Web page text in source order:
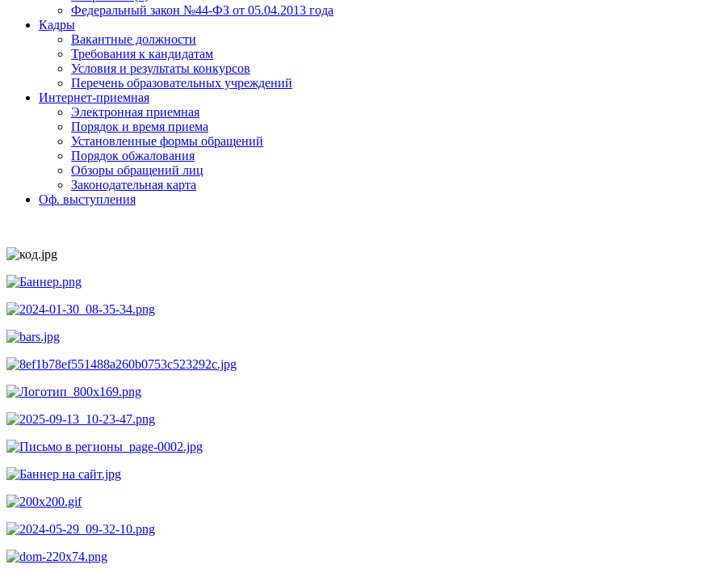
Федеральный закон №44-ФЗ от 05.04.2013 года
Кадры
Вакантные должности
Требования к кандидатам
Условия и результаты конкурсов
Перечень образовательных учреждений
Интернет-приемная
Электронная приемная
Порядок и время приема
Установленные формы обращений
Порядок обжалования
Обзоры обращений лиц
Законодательная карта
Оф. выступления